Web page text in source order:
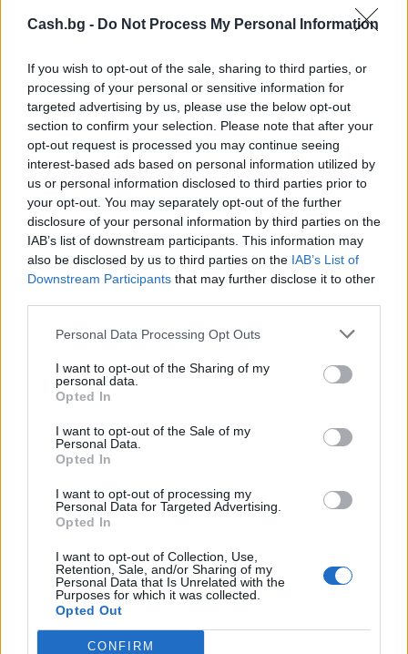
Cash.bg - Do Not Process My Personal Information
If you wish to opt-out of the sale, sharing to third parties, or
processing of your personal or sensitive information for
targeted advertising by us, please use the below opt-out
section to confirm your selection. Please note that after your
opt-out request is processed you may continue seeing
interest-based ads based on personal information utilized by
us or personal information disclosed to third parties prior to
your opt-out. You may separately opt-out of the further
disclosure of your personal information by third parties on the
IAB’s list of downstream participants. This information may
also be disclosed by us to third parties on the IAB’s List of
Downstream Participants that may further disclose it to other
Personal Data Processing Opt Outs
I want to opt-out of the Sharing of my
personal data.
Opted In
I want to opt-out of the Sale of my
Personal Data.
Opted In
I want to opt-out of processing my
Personal Data for Targeted Advertising.
Opted In
I want to opt-out of Collection, Use,
Retention, Sale, and/or Sharing of my
Personal Data that Is Unrelated with the
Purposes for which it was collected.
Opted Out
CONFIRM
В Румъния нивото на река Дунав
достигна исторически минимум
Пекин е обявен за Световна столица
на архитектурата за 2029 г.
06.08.2026 / 17:30